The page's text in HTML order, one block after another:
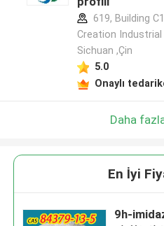
619, Building
Creation Industrial
Sichuan ,Çin
5.0
Onaylı
Daha
En İyi
9h-